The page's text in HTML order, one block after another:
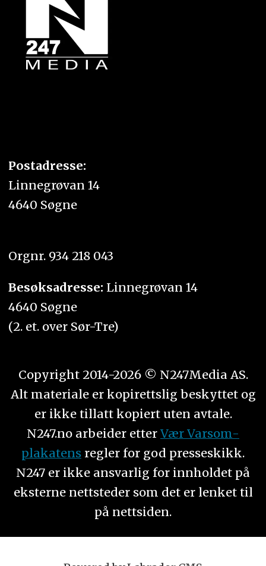
Postadresse:
Linnegrøvan 14
4640 Søgne
Orgnr. 934 218 043
Besøksadresse: Linnegrøvan 14
4640 Søgne
(2. et. over Sør-Tre)
Copyright 2014-2026 © N247Media AS.
Alt materiale er kopirettslig beskyttet og
er ikke tillatt kopiert uten avtale.
N247.no arbeider etter Vær Varsom-
plakatens regler for god presseskikk.
N247 er ikke ansvarlig for innholdet på
eksterne nettsteder som det er lenket til
på nettsiden.